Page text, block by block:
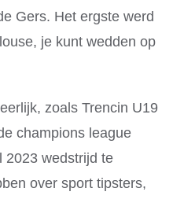
Gers. Het ergste werd
je kunt wedden op
zoals Trencin U19
champions league
2023 wedstrijd te
over sport tipsters,